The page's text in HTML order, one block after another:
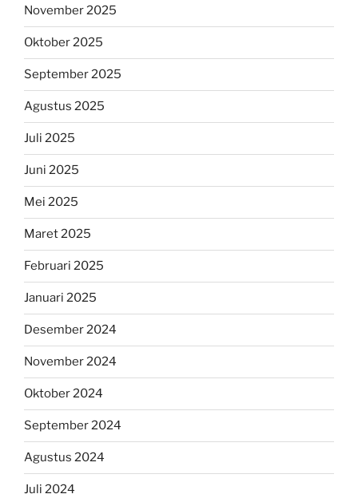
November 2025
Oktober 2025
September 2025
Agustus 2025
Juli 2025
Juni 2025
Mei 2025
Maret 2025
Februari 2025
Januari 2025
Desember 2024
November 2024
Oktober 2024
September 2024
Agustus 2024
Juli 2024